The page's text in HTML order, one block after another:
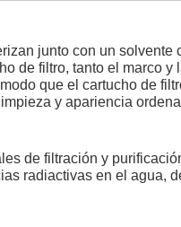
junto con un solvente
de filtro, tanto el marco y
que el cartucho de
y apariencia
de filtración y
radiactivas en el agua,